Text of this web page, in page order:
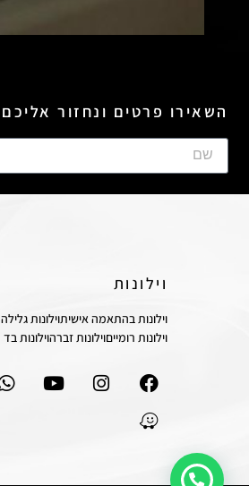
השאירו פרטים ונחזור אליכם
וילונות
וילונות בהתאמה אישיתוילונות גלילה
וילונות רומייםוילונות זברהוילונות בד